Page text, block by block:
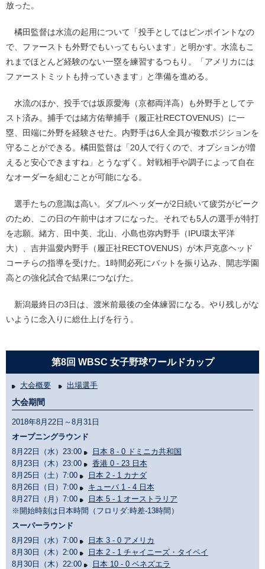
放った。
橘田監督は水流の起用について「投手としてはピンポイントなの
で、ファーストも外野でもいってもらいます」と明かす。水流もこ
れまでほとんど経験のない一塁を練習するつもり。「アメリカには
ファーストミットも持っていきます」と準備を進める。
水流のほか、投手では坂原愛海（京都両洋高）も外野手としてテ
スト済み。捕手では緒方佑華捕手（履正社RECTOVENUS）に一
塁、田端に外野を経験させた。内野手は6人全員が複数ポジションを
守ることができる。橘田監督は「20人で行くので、オプションが増
えると安心できますね」とうなずく。対戦相手や調子によって自在
なオーダーを組むことが可能になる。
選手たちの意識は高い。ダブルヘッダーが2日続いて疲労がピーク
のため、この日の午前中はオフになった。それでも5人の選手が特打
を志願。緒方、田中美、北山、小島也弥内野手（IPU環太平洋
大）、吉井温愛内野手（履正社RECTOVENUS）が木戸克彦ヘッド
コーチらの指導を受けた。1時間必死にバットを振り込み、開志学園
高との強化試合で結果につなげた。
新潟最終日の3日は、渡米前最後の全体練習になる。やり残しがな
いように念入りに総仕上げを行う。
第8回 WBSC 女子野球ワールドカップ
大会概要 出場選手
大会期間
2018年8月22日～8月31日
オープニングラウンド
8月22日（水）23:00
日本 8 - 0 ドミニカ共和国
8月23日（木）23:00
香港 0 - 23 日本
8月25日（土）7:00
日本 2 - 1 カナダ
8月26日（日）7:00
キューバ 1 - 4 日本
8月27日（月）7:00
日本 5 - 1 オーストラリア
※開始時刻は日本時間（フロリダ:時差-13時間）
スーパーラウンド
8月29日（水）7:00
日本 3 - 0 アメリカ
8月30日（木）2:00
日本 2 - 1 チャイニーズ・タイペイ
8月30日（木）22:00
日本 10 - 0 ベネズエラ